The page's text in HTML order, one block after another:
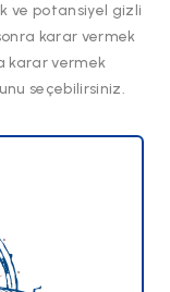
ve potansiyel gizli
karar vermek
karar vermek
seçebilirsiniz.